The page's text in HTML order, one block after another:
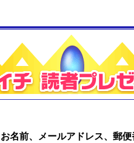
お名前、メールアドレス、郵